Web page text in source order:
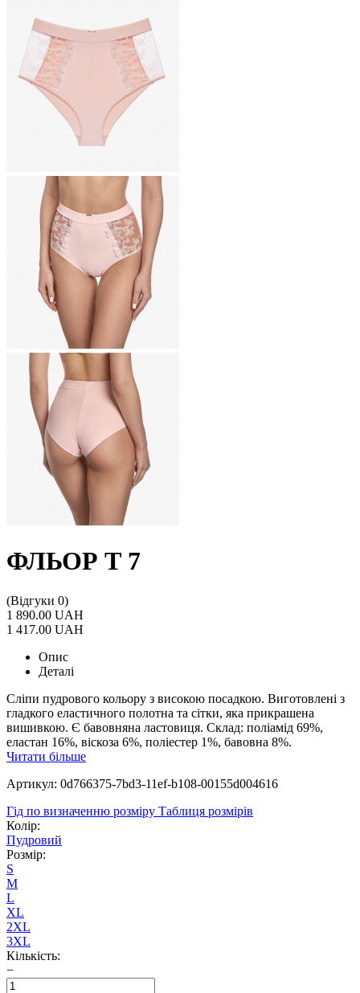
ФЛЬОР Т 7
(Відгуки 0)
1 890.00 UAH
1 417.00 UAH
Опис
Деталі
Сліпи пудрового кольору з високою посадкою. Виготовлені з
гладкого еластичного полотна та сітки, яка прикрашена
вишивкою. Є бавовняна ластовиця. Склад: поліамід 69%,
еластан 16%, віскоза 6%, поліестер 1%, бавовна 8%.
Читати більше
Артикул: 0d766375-7bd3-11ef-b108-00155d004616
Гід по визначенню розміру Таблиця розмірів
Колір:
Пудровий
Розмір:
S
M
L
XL
2XL
3XL
Кількість:
−